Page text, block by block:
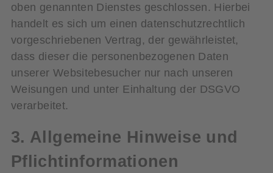
oben genannten Dienstes geschlossen. Hierbei
handelt es sich um einen datenschutzrechtlich
vorgeschriebenen Vertrag, der gewährleistet,
dass dieser die personenbezogenen Daten
unserer Websitebesucher nur nach unseren
Weisungen und unter Einhaltung der DSGVO
verarbeitet.
3. Allgemeine Hinweise und
Pflicht­informationen